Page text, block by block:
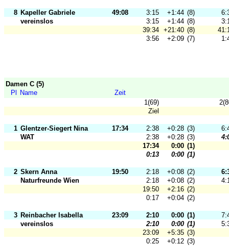
8 Kapeller Gabriele 49:08 3:15 +1:44 (8)
vereinslos
3:15 +1:44 (8)
39:34 +21:40 (8)
3:56
+2:09 (7)
Damen C (5)
Pl
Name
Zeit
1(69)
Ziel
1 Glentzer-Siegert Nina 17:34 2:38 +0:28 (3)
WAT
2:38 +0:28 (3)
17:34
0:00 (1)
0:13
0:00 (1)
2 Skern Anna 19:50 2:18 +0:08 (2)
Naturfreunde Wien
2:18 +0:08 (2)
19:50
+2:16 (2)
0:17
+0:04 (2)
3 Reinbacher Isabella 23:09 2:10 0:00 (1)
vereinslos
2:10 0:00 (1)
23:09
+5:35 (3)
0:25
+0:12 (3)